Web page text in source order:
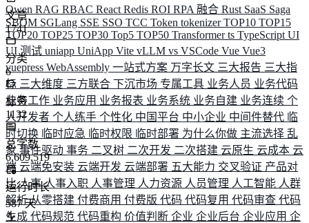
Qwen RAG RBAC React Redis ROI RPA 融合 Rust SaaS Saga
SBOM SGLang SSE SSO TCC Token tokenizerTOP10 TOP15
TOP20 TOP25 TOP30 Top5 TOP50 Transformerts TypeScript UI
UI 测试 uniapp UniApp Vite vLLM vs VSCode Vue Vue3
vuepress WebAssembly 一站式方案 万字长文 三大报告 三大指
标 三大维度 三方联合 下沉市场 专属工具 业务人员 业务代码
业务工作 业务应用 业务报表 业务系统 业务自建 业务连续 个
人开发者 个人练手 个性化 中国平台 中小企业 中间件替代 临
时切换 临时应急 临时权限 临时部署 为什么你做 主流选择 乱
象 事件驱动 事务 二叉树 二次开发 二次搭建 云原生 云成本 云
端 云端免安装 云端开发 云端部署 五大能力 交叉验证 产品对
比人事人事入职 人事管理 人力资源 人员管理 人工智能 人群
解析从零搭建 付费商用 付费版 代码 代码复用 代码审查 代码
生成 代码规范 代码重构 价值判断 企业 企业后台 企业应用 企
文章
1741
分类
6
标签
1132
总字数
6,609,519
运行时长
587 天